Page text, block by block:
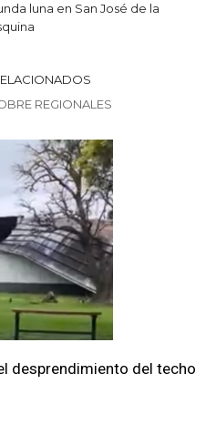
luna en San José de la
REGIONALES
desprendimiento del techo